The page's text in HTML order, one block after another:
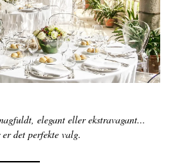
Historie
af caviar
elegant eller ekstravagant...
det perfekte valg.